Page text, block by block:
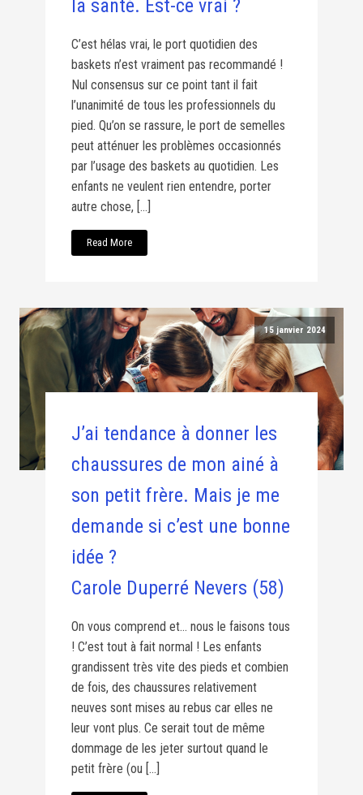
la santé. Est-ce vrai ?
C’est hélas vrai, le port quotidien des
baskets n’est vraiment pas recommandé !
Nul consensus sur ce point tant il fait
l’unanimité de tous les professionnels du
pied. Qu’on se rassure, le port de semelles
peut atténuer les problèmes occasionnés
par l’usage des baskets au quotidien. Les
enfants ne veulent rien entendre, porter
autre chose, […]
Read More
15 janvier 2024
J’ai tendance à donner les
chaussures de mon ainé à
son petit frère. Mais je me
demande si c’est une bonne
idée ?
Carole Duperré Nevers (58)
On vous comprend et… nous le faisons tous
! C’est tout à fait normal ! Les enfants
grandissent très vite des pieds et combien
de fois, des chaussures relativement
neuves sont mises au rebus car elles ne
leur vont plus. Ce serait tout de même
dommage de les jeter surtout quand le
petit frère (ou […]